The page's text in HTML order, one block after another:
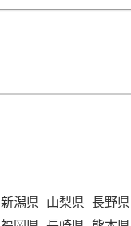
新潟県 山梨県 長野県